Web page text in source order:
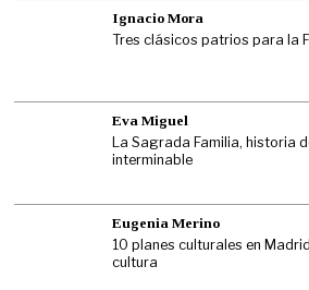
Ignacio Mora
Tres clásicos patrios para la
Eva Miguel
La Sagrada Familia, historia
interminable
Eugenia Merino
10 planes culturales en
cultura